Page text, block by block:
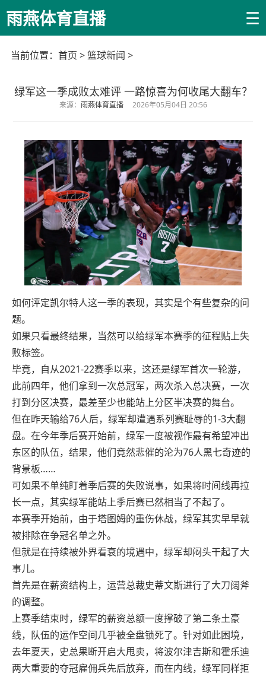
雨燕体育直播 ☰
当前位置： 首页 >篮球新闻 >
绿军这一季成败太难评 一路惊喜为何收尾大翻车？
来源： 雨燕体育直播 2026年05月04日 20:56
如何评定凯尔特人这一季的表现，其实是个有些复杂的问
题。
如果只看最终结果，当然可以给绿军本赛季的征程贴上失
败标签。
毕竟，自从2021-22赛季以来，这还是绿军首次一轮游，
此前四年，他们拿到一次总冠军，两次杀入总决赛，一次
打到分区决赛，最差至少也能站上分区半决赛的舞台。
但在昨天输给76人后，绿军却遭遇系列赛耻辱的1-3大翻
盘。在今年季后赛开始前，绿军一度被视作最有希望冲出
东区的队伍，结果，他们竟然悲催的沦为76人黑七奇迹的
背景板……
可如果不单纯盯着季后赛的失败说事，如果将时间线再拉
长一点，其实绿军能站上季后赛已然相当了不起了。
本赛季开始前，由于塔图姆的重伤休战，绿军其实早早就
被排除在争冠名单之外。
但就是在持续被外界看衰的境遇中，绿军却闷头干起了大
事儿。
首先是在薪资结构上，运营总裁史蒂文斯进行了大刀阔斧
的调整。
上赛季结束时，绿军的薪资总额一度撑破了第二条土豪
线，队伍的运作空间几乎被全盘锁死了。针对如此困境，
去年夏天，史总果断开启大甩卖，将波尔津吉斯和霍乐迪
两大重要的夺冠雇佣兵先后放弃，而在内线，绿军同样拒